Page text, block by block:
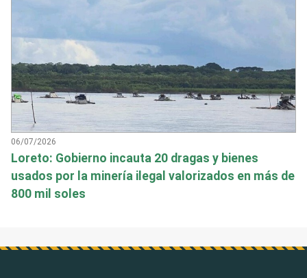
06/07/2026
Loreto: Gobierno incauta 20 dragas y bienes
usados por la minería ilegal valorizados en más de
800 mil soles